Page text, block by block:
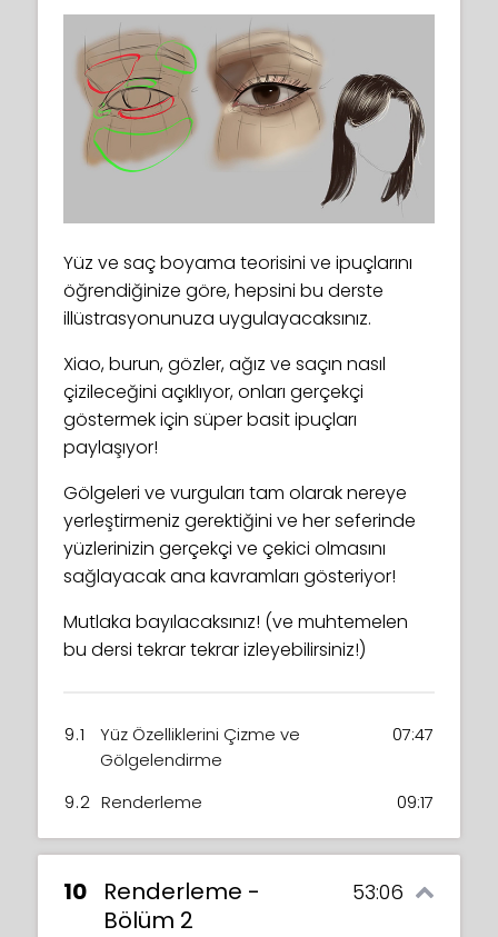
Yüz ve saç boyama teorisini ve ipuçlarını
öğrendiğinize göre, hepsini bu derste
illüstrasyonunuza uygulayacaksınız.
Xiao, burun, gözler, ağız ve saçın nasıl
çizileceğini açıklıyor, onları gerçekçi
göstermek için süper basit ipuçları
paylaşıyor!
Gölgeleri ve vurguları tam olarak nereye
yerleştirmeniz gerektiğini ve her seferinde
yüzlerinizin gerçekçi ve çekici olmasını
sağlayacak ana kavramları gösteriyor!
Mutlaka bayılacaksınız! (ve muhtemelen
bu dersi tekrar tekrar izleyebilirsiniz!)
9.1
Yüz Özelliklerini Çizme ve
Gölgelendirme
07:47
9.2 Renderleme 09:17
10
Renderleme -
Bölüm 2
53:06